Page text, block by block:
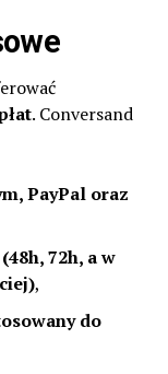
. Conversand
PayPal oraz
72h, a w
,
do